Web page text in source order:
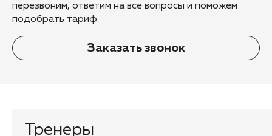
перезвоним, ответим на все вопросы и поможем
подобрать тариф.
Заказать звонок
Тренеры